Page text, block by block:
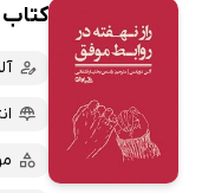
کتاب